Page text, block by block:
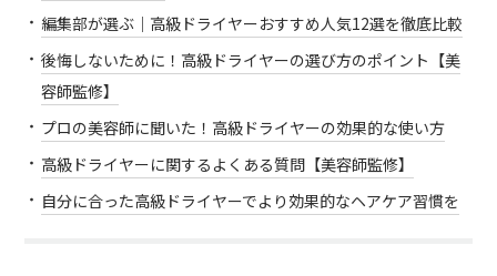
編集部が選ぶ｜高級ドライヤーおすすめ人気12選を徹底比較
後悔しないために！高級ドライヤーの選び方のポイント【美
容師監修】
プロの美容師に聞いた！高級ドライヤーの効果的な使い方
高級ドライヤーに関するよくある質問【美容師監修】
自分に合った高級ドライヤーでより効果的なヘアケア習慣を